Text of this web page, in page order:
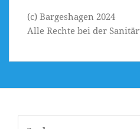
(c) Bargeshagen 2024
Alle Rechte bei der